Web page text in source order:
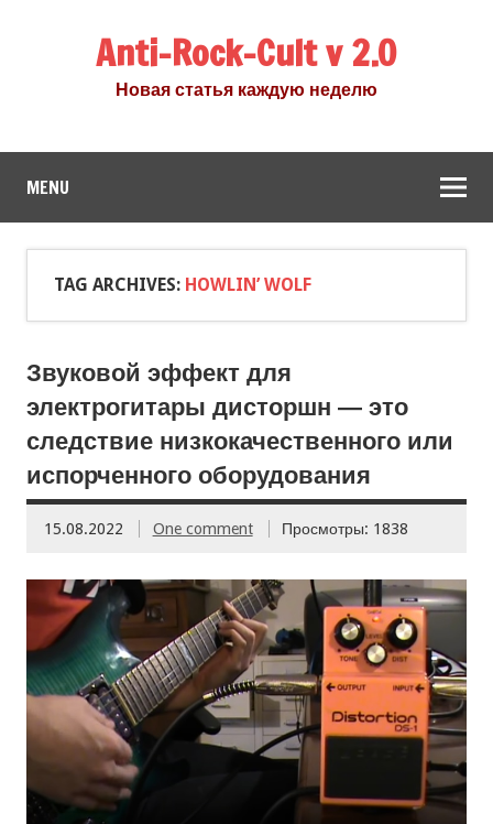
Anti-Rock-Cult v 2.0
Новая статья каждую неделю
MENU
TAG ARCHIVES: HOWLIN’ WOLF
Звуковой эффект для
электрогитары дисторшн — это
следствие низкокачественного или
испорченного оборудования
15.08.2022 One comment Просмотры: 1838